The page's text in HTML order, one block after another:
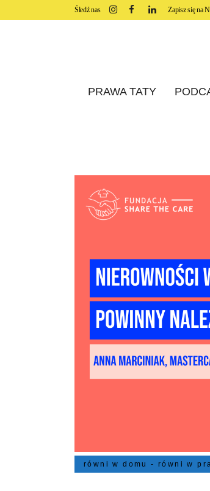
Śledź nas Zapisz się na
PRAWA TATY
równi w domu - równi w